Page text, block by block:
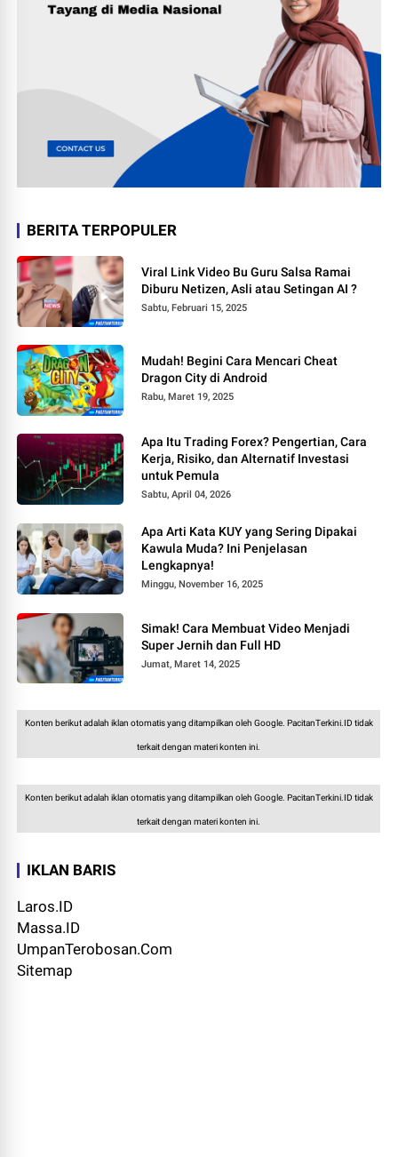
BERITA TERPOPULER
Viral Link Video Bu Guru Salsa Ramai
Diburu Netizen, Asli atau Setingan AI ?
Sabtu, Februari 15, 2025
Mudah! Begini Cara Mencari Cheat
Dragon City di Android
Rabu, Maret 19, 2025
Apa Itu Trading Forex? Pengertian, Cara
Kerja, Risiko, dan Alternatif Investasi
untuk Pemula
Sabtu, April 04, 2026
Apa Arti Kata KUY yang Sering Dipakai
Kawula Muda? Ini Penjelasan
Lengkapnya!
Minggu, November 16, 2025
Simak! Cara Membuat Video Menjadi
Super Jernih dan Full HD
Jumat, Maret 14, 2025
Konten berikut adalah iklan otomatis yang ditampilkan oleh Google. PacitanTerkini.ID tidak
terkait dengan materi konten ini.
Konten berikut adalah iklan otomatis yang ditampilkan oleh Google. PacitanTerkini.ID tidak
terkait dengan materi konten ini.
IKLAN BARIS
Laros.ID
Massa.ID
UmpanTerobosan.Com
Sitemap